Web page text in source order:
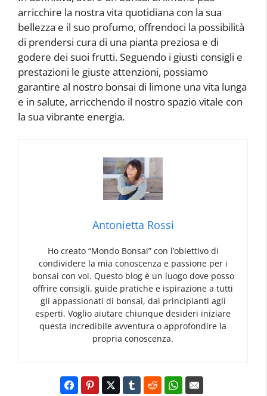
arricchire la nostra vita quotidiana con la sua
bellezza e il suo profumo, offrendoci la possibilità
di prendersi cura di una pianta preziosa e di
godere dei suoi frutti. Seguendo i giusti consigli e
prestazioni le giuste attenzioni, possiamo
garantire al nostro bonsai di limone una vita lunga
e in salute, arricchendo il nostro spazio vitale con
la sua vibrante energia.
Antonietta Rossi
Ho creato “Mondo Bonsai” con l’obiettivo di
condividere la mia conoscenza e passione per i
bonsai con voi. Questo blog è un luogo dove posso
offrire consigli, guide pratiche e ispirazione a tutti
gli appassionati di bonsai, dai principianti agli
esperti. Voglio aiutare chiunque desideri iniziare
questa incredibile avventura o approfondire la
propria conoscenza.